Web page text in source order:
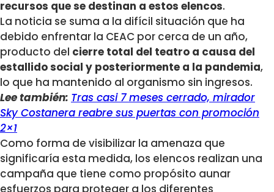
recursos que se destinan a estos elencos.
La noticia se suma a la difícil situación que ha
debido enfrentar la CEAC por cerca de un año,
producto del cierre total del teatro a causa del
estallido social y posteriormente a la pandemia,
lo que ha mantenido al organismo sin ingresos.
Lee también: Tras casi 7 meses cerrado, mirador
Sky Costanera reabre sus puertas con promoción
2×1
Como forma de visibilizar la amenaza que
significaría esta medida, los elencos realizan una
campaña que tiene como propósito aunar
esfuerzos para proteger a los diferentes